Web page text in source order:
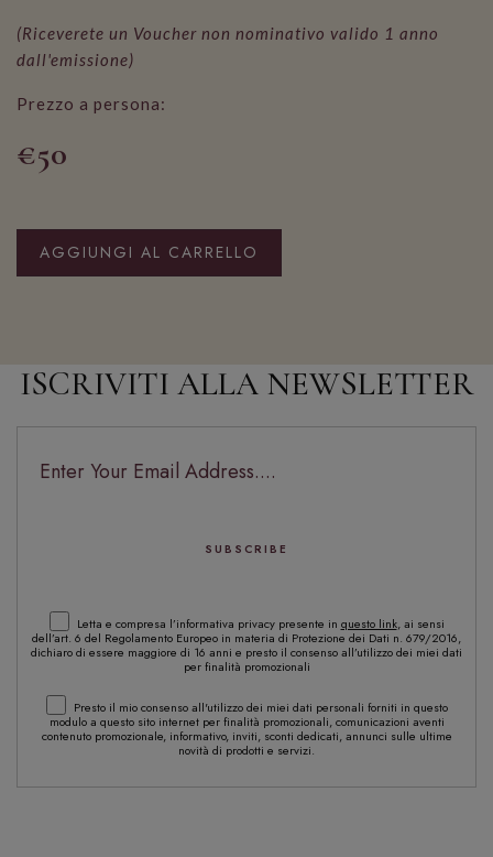
(Riceverete un Voucher non nominativo valido 1 anno
dall'emissione)
Prezzo a persona:
€50
AGGIUNGI AL CARRELLO
ISCRIVITI ALLA NEWSLETTER
Letta e compresa l’informativa privacy presente in questo link, ai sensi
dell’art. 6 del Regolamento Europeo in materia di Protezione dei Dati n. 679/2016,
dichiaro di essere maggiore di 16 anni e presto il consenso all’utilizzo dei miei dati
per finalità promozionali
Presto il mio consenso all'utilizzo dei miei dati personali forniti in questo
modulo a questo sito internet per finalità promozionali, comunicazioni aventi
contenuto promozionale, informativo, inviti, sconti dedicati, annunci sulle ultime
novità di prodotti e servizi.